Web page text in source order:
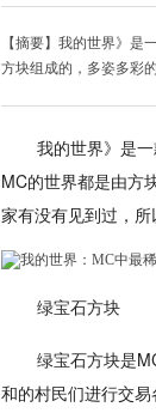
【摘要】我的世界》
方块组成的，多姿多彩
我的世界》是
MC的世界都是由方
家有没有见到过，
绿宝石方块
绿宝石方块是
和的村民们进行交